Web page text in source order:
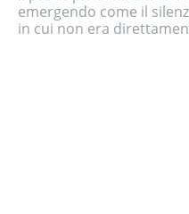
emergendo come il
in cui non era